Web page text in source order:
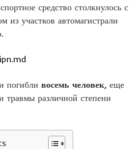
средство столкнулось с
из участков автомагистрали
ipn.md
погибли восемь человек, еще
травмы различной степени